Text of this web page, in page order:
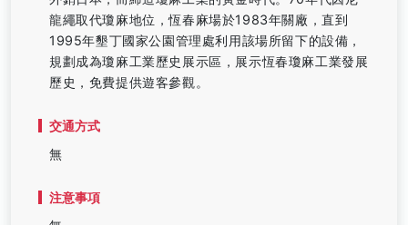
龍繩取代瓊麻地位，恆春麻場於1983年關廠，直到
1995年墾丁國家公園管理處利用該場所留下的設備，
規劃成為瓊麻工業歷史展示區，展示恆春瓊麻工業發展
歷史，免費提供遊客參觀。
交通方式
無
注意事項